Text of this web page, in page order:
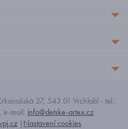
27, 543 01 Vrchlabí - tel.:
mail: info@detske-artex.cz
|Nastavení cookies